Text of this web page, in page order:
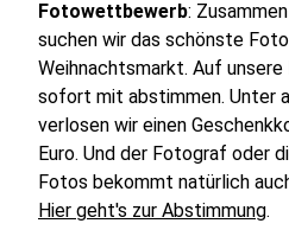
Fotowettbewerb:
suchen wir das schönste
Weihnachtsmarkt. Auf
sofort mit abstimmen. Unter
verlosen wir einen
Euro. Und der Fotograf oder
Fotos bekommt natürlich
Hier geht's zur Abstimmung.